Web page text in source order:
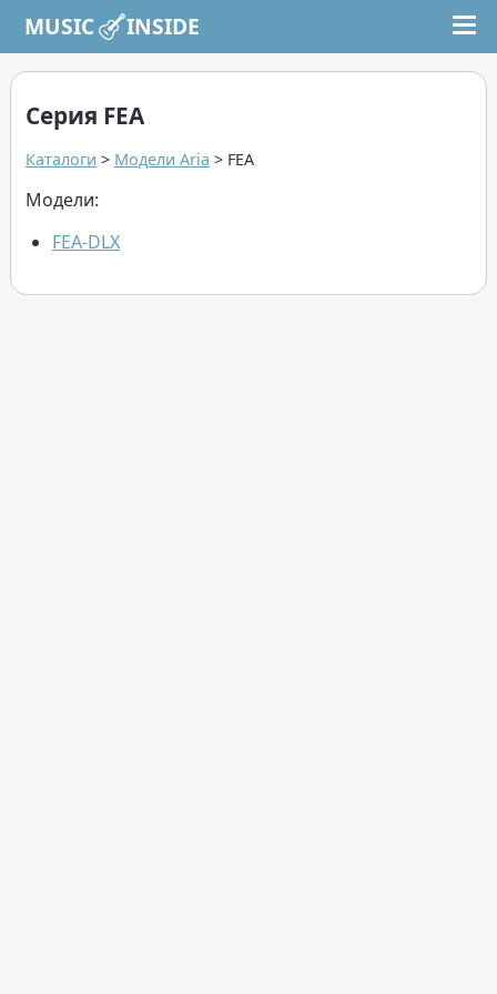
Серия FEA
Каталоги > Модели Aria > FEA
Модели:
FEA-DLX
MUSIC INSIDE